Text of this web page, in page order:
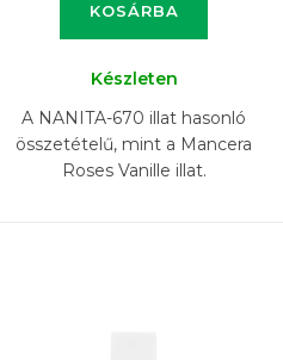
KOSÁRBA
Készleten
A NANITA-670 illat hasonló
összetételű, mint a Mancera
Roses Vanille illat.